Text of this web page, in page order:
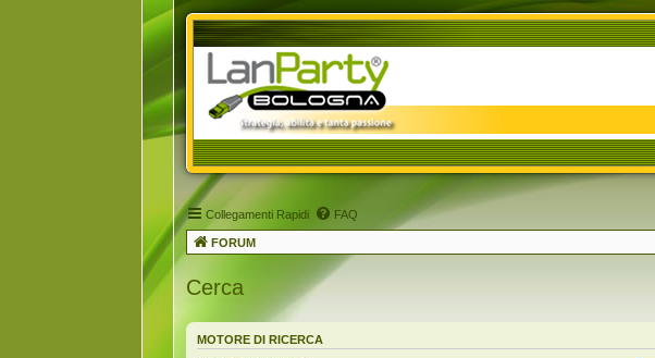
Collegamenti Rapidi FAQ
FORUM
Cerca
MOTORE DI RICERCA